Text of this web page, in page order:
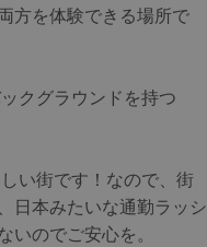
方を体験できる場所で
クグラウンドを持つ
い街です！なので、街
日本みたいな通勤ラッシ
いのでご安心を。